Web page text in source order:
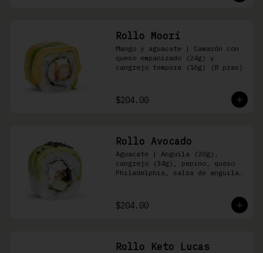
Rollo Moori
Mango y aguacate | Camarón con
queso empanizado (24g) y
cangrejo tempura (16g) (8 pzas)
$204.00
Rollo Avocado
Aguacate | Anguila (20g),
cangrejo (34g), pepino, queso
Philadelphia, salsa de anguila
$204.00
Rollo Keto Lucas